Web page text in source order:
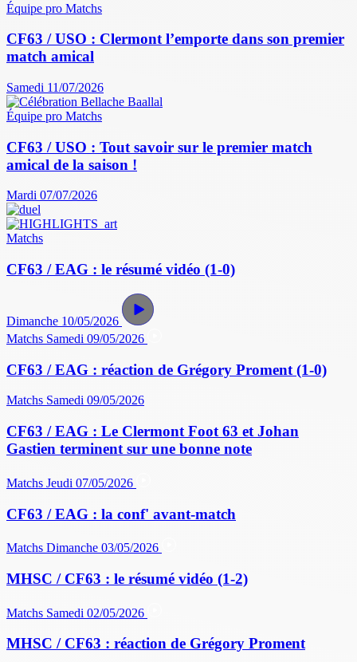
Équipe pro Matchs
CF63 / USO : Clermont l’emporte dans son premier
match amical
Samedi 11/07/2026
Équipe pro Matchs
CF63 / USO : Tout savoir sur le premier match
amical de la saison !
Mardi 07/07/2026
Matchs
CF63 / EAG : le résumé vidéo (1-0)
Dimanche 10/05/2026
Matchs Samedi 09/05/2026
CF63 / EAG : réaction de Grégory Proment (1-0)
Matchs Samedi 09/05/2026
CF63 / EAG : Le Clermont Foot 63 et Johan
Gastien terminent sur une bonne note
Matchs Jeudi 07/05/2026
CF63 / EAG : la conf' avant-match
Matchs Dimanche 03/05/2026
MHSC / CF63 : le résumé vidéo (1-2)
Matchs Samedi 02/05/2026
MHSC / CF63 : réaction de Grégory Proment